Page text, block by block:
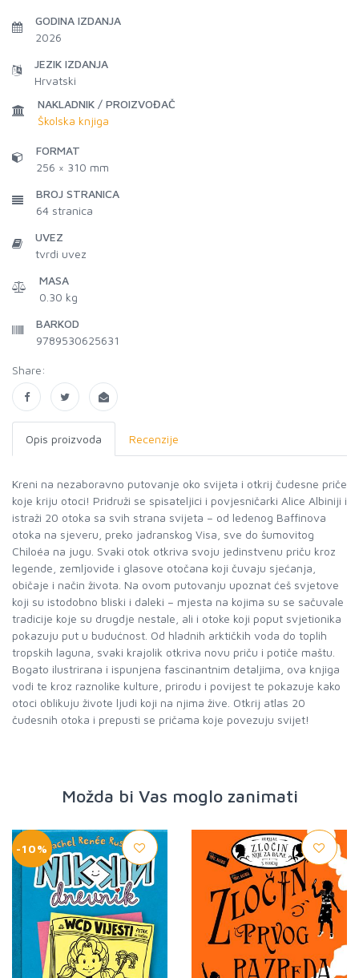
GODINA IZDANJA
2026
JEZIK IZDANJA
Hrvatski
NAKLADNIK / PROIZVOĐAČ
Školska knjiga
FORMAT
256 × 310 mm
BROJ STRANICA
64 stranica
UVEZ
tvrdi uvez
MASA
0.30 kg
BARKOD
9789530625631
Share:
Opis proizvoda Recenzije
Kreni na nezaboravno putovanje oko svijeta i otkrij čudesne priče
koje kriju otoci! Pridruži se spisateljici i povjesničarki Alice Albiniji i
istraži 20 otoka sa svih strana svijeta – od ledenog Baffinova
otoka na sjeveru, preko jadranskog Visa, sve do šumovitog
Chiloéa na jugu. Svaki otok otkriva svoju jedinstvenu priču kroz
legende, zemljovide i glasove otočana koji čuvaju sjećanja,
običaje i način života. Na ovom putovanju upoznat ćeš svjetove
koji su istodobno bliski i daleki – mjesta na kojima su se sačuvale
tradicije koje su drugdje nestale, ali i otoke koji poput svjetionika
pokazuju put u budućnost. Od hladnih arktičkih voda do toplih
tropskih laguna, svaki krajolik otkriva novu priču i potiče maštu.
Bogato ilustrirana i ispunjena fascinantnim detaljima, ova knjiga
vodi te kroz raznolike kulture, prirodu i povijest te pokazuje kako
otoci oblikuju živote ljudi koji na njima žive. Otkrij atlas 20
čudesnih otoka i prepusti se pričama koje povezuju svijet!
Možda bi Vas moglo zanimati
-10%